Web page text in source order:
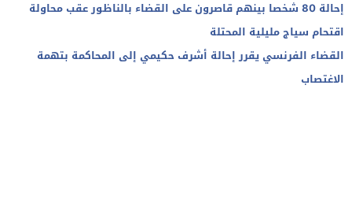
إحالة 80 شخصا بينهم قاصرون على القضاء بالناظور عقب محاولة
اقتحام سياج مليلية المحتلة
القضاء الفرنسي يقرر إحالة أشرف حكيمي إلى المحاكمة بتهمة
الاغتصاب